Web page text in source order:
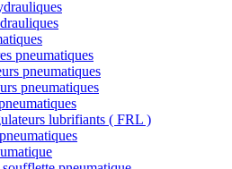
pneumatiques
pneumatiques
pneumatiques
lubrifiants ( FRL )